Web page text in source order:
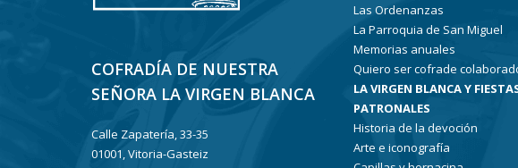
COFRADÍA DE NUESTRA
SEÑORA LA VIRGEN BLANCA
Calle Zapatería, 33-35
01001, Vitoria-Gasteiz
Las Ordenanzas
La Parroquia de San Miguel
Memorias anuales
Quiero ser cofrade
LA VIRGEN BLANCA Y
PATRONALES
Historia de la devoción
Arte e iconografía